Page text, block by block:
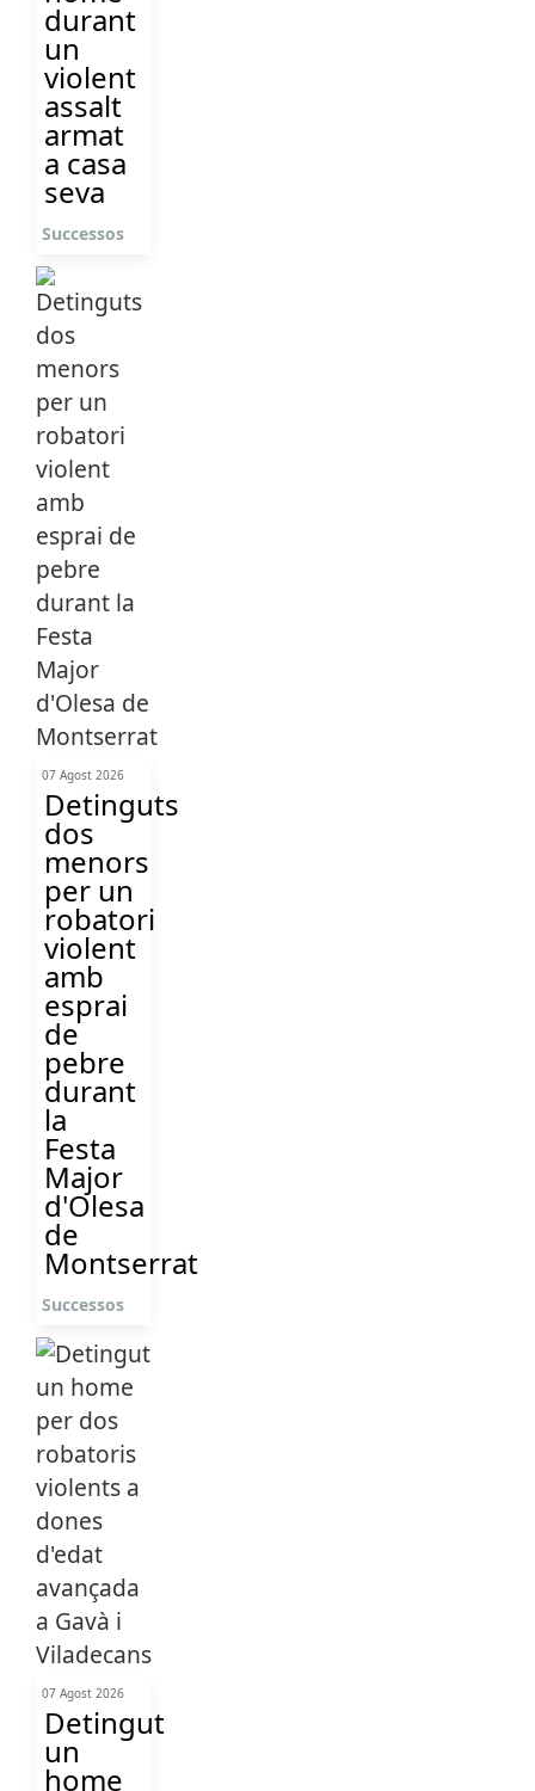
durant
un
violent
assalt
armat
a casa
seva
Successos
07 Agost 2026
Detinguts
dos
menors
per un
robatori
violent
amb
esprai
de
pebre
durant
la
Festa
Major
d'Olesa
de
Montserrat
Successos
07 Agost 2026
Detingut
un
home